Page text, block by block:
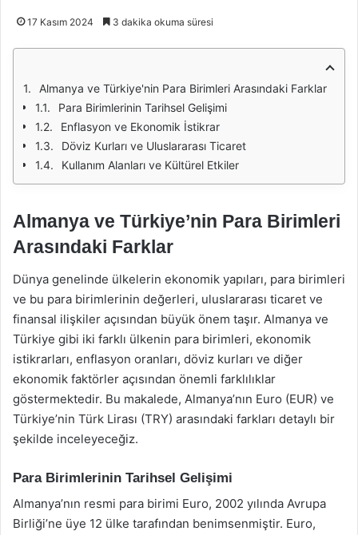
17 Kasım 2024 3 dakika okuma süresi
Almanya ve Türkiye'nin Para Birimleri Arasındaki Farklar
Para Birimlerinin Tarihsel Gelişimi
Enflasyon ve Ekonomik İstikrar
Döviz Kurları ve Uluslararası Ticaret
Kullanım Alanları ve Kültürel Etkiler
Almanya ve Türkiye’nin Para Birimleri
Arasındaki Farklar
Dünya genelinde ülkelerin ekonomik yapıları, para birimleri
ve bu para birimlerinin değerleri, uluslararası ticaret ve
finansal ilişkiler açısından büyük önem taşır. Almanya ve
Türkiye gibi iki farklı ülkenin para birimleri, ekonomik
istikrarları, enflasyon oranları, döviz kurları ve diğer
ekonomik faktörler açısından önemli farklılıklar
göstermektedir. Bu makalede, Almanya’nın Euro (EUR) ve
Türkiye’nin Türk Lirası (TRY) arasındaki farkları detaylı bir
şekilde inceleyeceğiz.
Para Birimlerinin Tarihsel Gelişimi
Almanya’nın resmi para birimi Euro, 2002 yılında Avrupa
Birliği’ne üye 12 ülke tarafından benimsenmiştir. Euro,